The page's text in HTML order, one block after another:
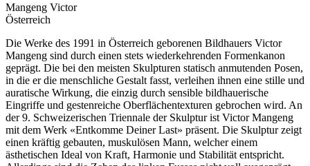
Mangeng Victor
Österreich
Die Werke des 1991 in Österreich geborenen Bildhauers Victor
Mangeng sind durch einen stets wiederkehrenden Formenkanon
geprägt. Die bei den meisten Skulpturen statisch anmutenden Posen,
in die er die menschliche Gestalt fasst, verleihen ihnen eine stille und
auratische Wirkung, die einzig durch sensible bildhauerische
Eingriffe und gestenreiche Oberflächentexturen gebrochen wird. An
der 9. Schweizerischen Triennale der Skulptur ist Victor Mangeng
mit dem Werk «Entkomme Deiner Last» präsent. Die Skulptur zeigt
einen kräftig gebauten, muskulösen Mann, welcher einem
ästhetischen Ideal von Kraft, Harmonie und Stabilität entspricht.